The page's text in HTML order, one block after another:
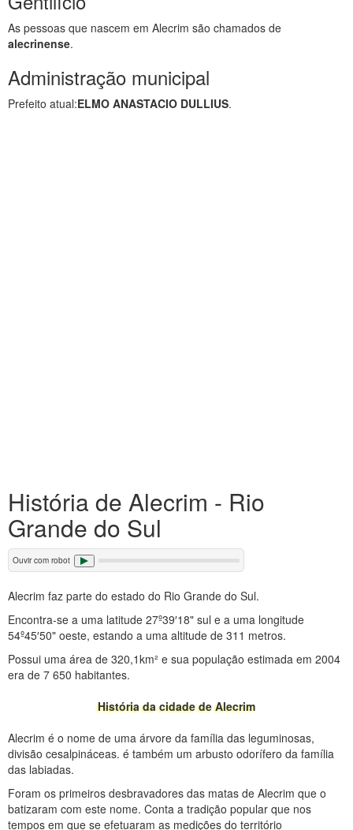
As pessoas que nascem em Alecrim são chamados de
alecrinense.
Administração municipal
Prefeito atual:ELMO ANASTACIO DULLIUS.
História de Alecrim - Rio
Grande do Sul
Ouvir com robot
Alecrim faz parte do estado do Rio Grande do Sul.
Encontra-se a uma latitude 27º39′18" sul e a uma longitude
54º45′50" oeste, estando a uma altitude de 311 metros.
Possui uma área de 320,1km² e sua população estimada em 2004
era de 7 650 habitantes.
História da cidade de Alecrim
Alecrim é o nome de uma árvore da família das leguminosas,
divisão cesalpináceas. é também um arbusto odorífero da família
das labiadas.
Foram os primeiros desbravadores das matas de Alecrim que o
batizaram com este nome. Conta a tradição popular que nos
tempos em que se efetuaram as medições do território